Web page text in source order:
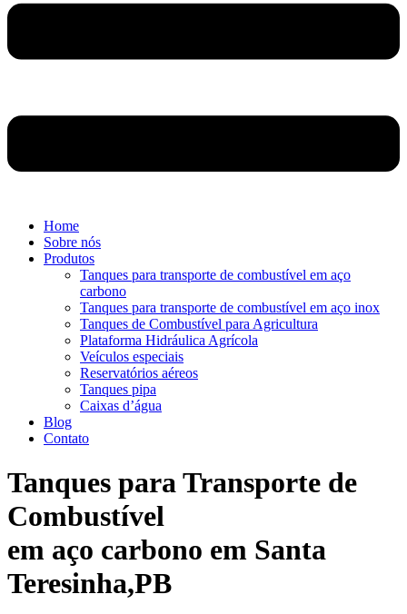
Home
Sobre nós
Produtos
Tanques para transporte de combustível em aço
carbono
Tanques para transporte de combustível em aço inox
Tanques de Combustível para Agricultura
Plataforma Hidráulica Agrícola
Veículos especiais
Reservatórios aéreos
Tanques pipa
Caixas d’água
Blog
Contato
Tanques para Transporte de
Combustível
em aço carbono em Santa
Teresinha,PB